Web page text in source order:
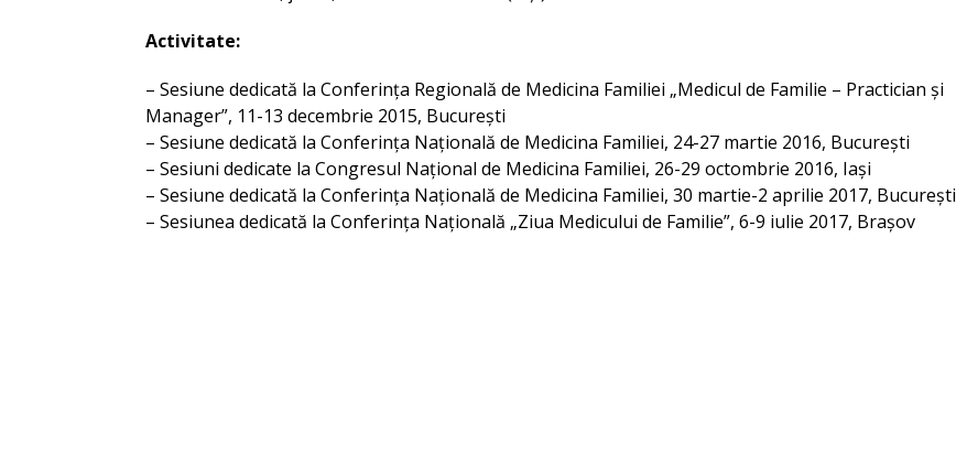
Activitate:
– Sesiune dedicată la Conferința Regională de Medicina Familiei „Medicul de Familie – Practician și
Manager”, 11-13 decembrie 2015, București
– Sesiune dedicată la Conferința Națională de Medicina Familiei, 24-27 martie 2016, București
– Sesiuni dedicate la Congresul Național de Medicina Familiei, 26-29 octombrie 2016, Iași
– Sesiune dedicată la Conferința Națională de Medicina Familiei, 30 martie-2 aprilie 2017, București
– Sesiunea dedicată la Conferința Națională „Ziua Medicului de Familie”, 6-9 iulie 2017, Brașov